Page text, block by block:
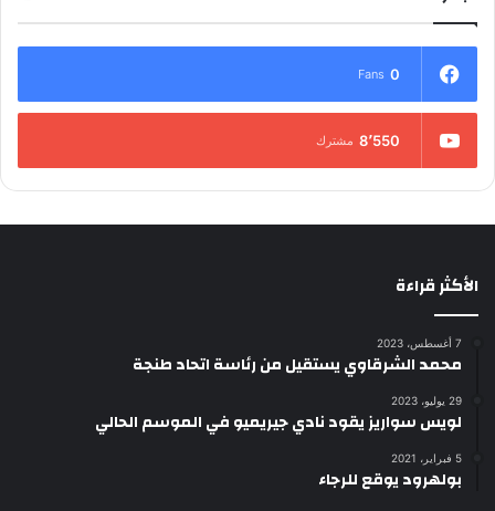
0
Fans
8٬550 مشترك
الأكثر قراءة
7 أغسطس، 2023
محمد الشرقاوي يستقيل من رئاسة اتحاد طنجة
29 يوليو، 2023
لويس سواريز يقود نادي جيريميو في الموسم الحالي
5 فبراير، 2021
بولهرود يوقع للرجاء